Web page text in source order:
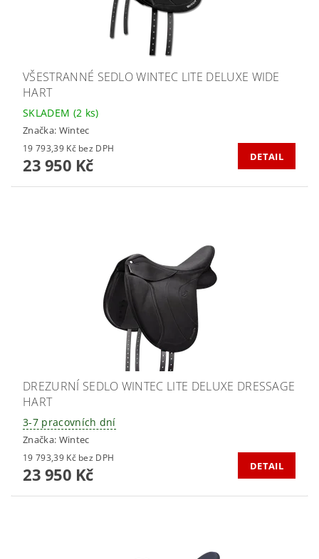
VŠESTRANNÉ SEDLO WINTEC LITE DELUXE WIDE
HART
SKLADEM (2 ks)
Značka: Wintec
19 793,39 Kč bez DPH
23 950 Kč DETAIL
DREZURNÍ SEDLO WINTEC LITE DELUXE DRESSAGE
HART
3-7 pracovních dní
Značka: Wintec
19 793,39 Kč bez DPH
23 950 Kč DETAIL